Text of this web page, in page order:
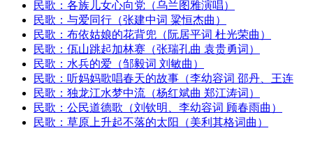
民歌：各族儿女心向党（乌兰图雅演唱）
民歌：与爱同行（张建中词 粱恒杰曲）
民歌：布依姑娘的花背兜（阮居平词 杜光荣曲）
民歌：佤山跳起加林赛（张瑞孔曲 袁贵勇词）
民歌：水兵的爱（邹毅词 刘敏曲）
民歌：听妈妈歌唱春天的故事（李幼容词 邵丹、王连
民歌：独龙江水梦中流（杨红斌曲 郑江涛词）
民歌：公民道德歌（刘钦明、李幼容词 顾春雨曲）
民歌：草原上升起不落的太阳（美利其格词曲）